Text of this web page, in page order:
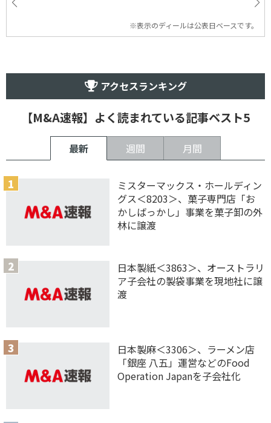
※表示のディールは公表日ベースです。
アクセスランキング
【M&A速報】よく読まれている記事ベスト5
最新 週間 月間
ミスターマックス・ホールディン
グス＜8203＞、菓子専門店「お
かしばっかし」事業を菓子卸の外
林に譲渡
日本製紙＜3863＞、オーストラリ
ア子会社の製袋事業を現地社に譲
渡
日本製麻＜3306＞、ラーメン店
「銀座 八五」運営などのFood
Operation Japanを子会社化